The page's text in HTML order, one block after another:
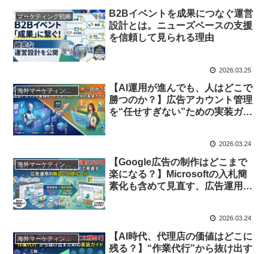
マーケティング戦略
B2Bイベントを成果につなぐ運営
設計とは。ニューズベースの支援
を信頼して見られる理由
2026.03.25
海外マーケティング動向
【AI運用が進んでも、人はどこで
勝つのか？】広告アカウント管理
を“任せすぎない”ための実装ガイ
2026.03.24
海外マーケティング動向
【Google広告の制作はどこまで
楽になる？】Microsoftの入札簡
素化も含めて見直す、広告運用の
2026.03.24
海外マーケティング動向
【AI時代、代理店の価値はどこに
残る？】“作業代行”から抜け出す